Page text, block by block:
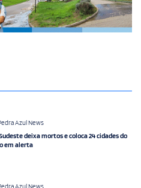
Azul News
deixa mortos e coloca 24 cidades do
em alerta
Azul News